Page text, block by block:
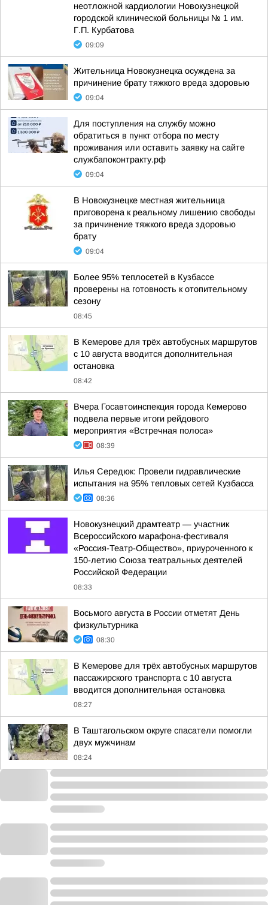
неотложной кардиологии Новокузнецкой
городской клинической больницы № 1 им.
Г.П. Курбатова
09:09
Жительница Новокузнецка осуждена за
причинение брату тяжкого вреда здоровью
09:04
Для поступления на службу можно
обратиться в пункт отбора по месту
проживания или оставить заявку на сайте
службапоконтракту.рф
09:04
В Новокузнецке местная жительница
приговорена к реальному лишению свободы
за причинение тяжкого вреда здоровью
брату
09:04
Более 95% теплосетей в Кузбассе
проверены на готовность к отопительному
сезону
08:45
В Кемерове для трёх автобусных маршрутов
с 10 августа вводится дополнительная
остановка
08:42
Вчера Госавтоинспекция города Кемерово
подвела первые итоги рейдового
мероприятия «Встречная полоса»
08:39
Илья Середюк: Провели гидравлические
испытания на 95% тепловых сетей Кузбасса
08:36
Новокузнецкий драмтеатр — участник
Всероссийского марафона-фестиваля
«Россия-Театр-Общество», приуроченного к
150-летию Союза театральных деятелей
Российской Федерации
08:33
Восьмого августа в России отметят День
физкультурника
08:30
В Кемерове для трёх автобусных маршрутов
пассажирского транспорта с 10 августа
вводится дополнительная остановка
08:27
В Таштагольском округе спасатели помогли
двух мужчинам
08:24